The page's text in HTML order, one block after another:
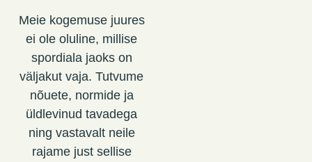
Meie kogemuse juures
ei ole oluline, millise
spordiala jaoks on
väljakut vaja. Tutvume
nõuete, normide ja
üldlevinud tavadega
ning vastavalt neile
rajame just sellise